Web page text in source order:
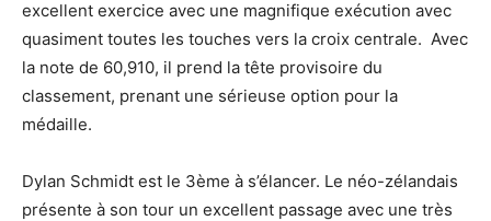
excellent exercice avec une magnifique exécution avec
quasiment toutes les touches vers la croix centrale. Avec
la note de 60,910, il prend la tête provisoire du
classement, prenant une sérieuse option pour la
médaille.
Dylan Schmidt est le 3ème à s’élancer. Le néo-zélandais
présente à son tour un excellent passage avec une très